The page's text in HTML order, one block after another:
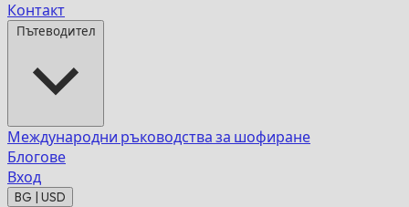
Контакт
Пътеводител
Международни ръководства за шофиране
Блогове
Вход
BG | USD